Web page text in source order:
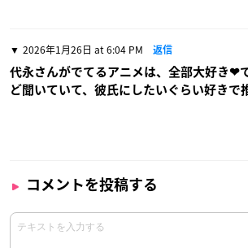
2026年1月26日 at 6:04 PM 返信
代永さんがでてるアニメは、全部大好き❤
ど聞いていて、彼氏にしたいぐらい好きで
コメントを投稿する